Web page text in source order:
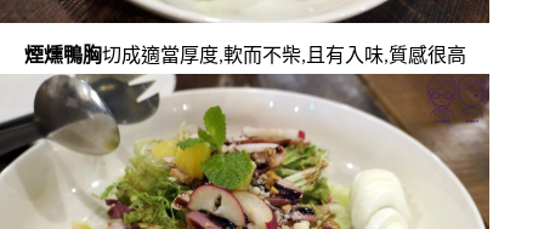
煙燻鴨胸切成適當厚度,軟而不柴,且有入味,質感很高